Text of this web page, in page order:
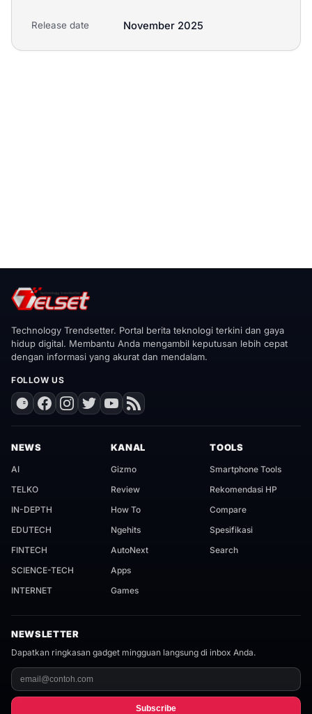
Release date November 2025
Technology Trendsetter. Portal berita teknologi terkini dan gaya
hidup digital. Membantu Anda mengambil keputusan lebih cepat
dengan informasi yang akurat dan mendalam.
FOLLOW US
NEWS
AI
TELKO
IN-DEPTH
EDUTECH
FINTECH
SCIENCE-TECH
INTERNET
KANAL
Gizmo
Review
How To
Ngehits
AutoNext
Apps
Games
TOOLS
Smartphone Tools
Rekomendasi HP
Compare
Spesifikasi
Search
NEWSLETTER
Dapatkan ringkasan gadget mingguan langsung di inbox Anda.
Subscribe